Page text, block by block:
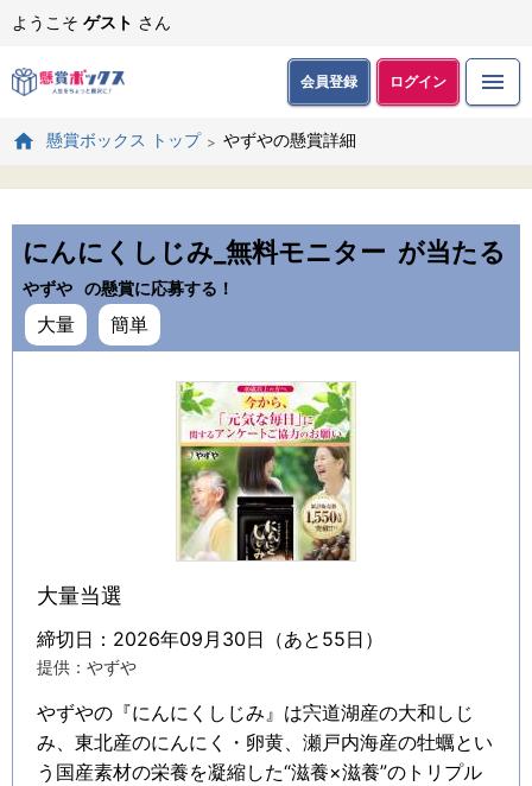
ようこそ ゲスト さん
会員登録 ログイン
懸賞ボックス トップ やずやの懸賞詳細
にんにくしじみ_無料モニター が当たる
やずや の懸賞に応募する！
大量 簡単
大量当選
締切日：2026年09月30日（あと55日）
提供：やずや
やずやの『にんにくしじみ』は宍道湖産の大和しじ
み、東北産のにんにく・卵黄、瀬戸内海産の牡蠣とい
う国産素材の栄養を凝縮した“滋養×滋養”のトリプル